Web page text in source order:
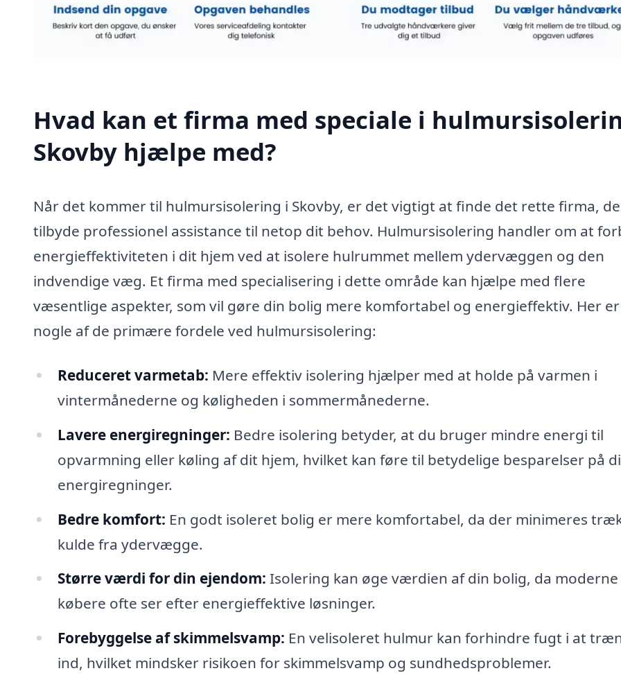
Hvad kan et firma med speciale i
Skovby hjælpe med?
Når det kommer til hulmursisolering i Skovby, er det vigtigt at finde det rette firma,
tilbyde professionel assistance til netop dit behov. Hulmursisolering handler om at
energieffektiviteten i dit hjem ved at isolere hulrummet mellem ydervæggen og den
indvendige væg. Et firma med specialisering i dette område kan hjælpe med flere
væsentlige aspekter, som vil gøre din bolig mere komfortabel og energieffektiv. Her er
nogle af de primære fordele ved hulmursisolering:
Reduceret varmetab: Mere effektiv isolering hjælper med at holde på varmen i
vintermånederne og køligheden i sommermånederne.
Lavere energiregninger: Bedre isolering betyder, at du bruger mindre energi til
opvarmning eller køling af dit hjem, hvilket kan føre til betydelige besparelser på
energiregninger.
Bedre komfort: En godt isoleret bolig er mere komfortabel, da der minimeres
kulde fra ydervægge.
Større værdi for din ejendom: Isolering kan øge værdien af din bolig, da moderne
købere ofte ser efter energieffektive løsninger.
Forebyggelse af skimmelsvamp: En velisoleret hulmur kan forhindre fugt i at
ind, hvilket mindsker risikoen for skimmelsvamp og sundhedsproblemer.